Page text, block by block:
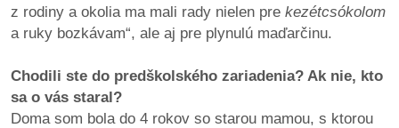
reklama
z rodiny a okolia ma mali rady nielen pre kezétcsókolom
a ruky bozkávam“, ale aj pre plynulú maďarčinu.
Chodili ste do predškolského zariadenia? Ak nie, kto
sa o vás staral?
Doma som bola do 4 rokov so starou mamou, s ktorou